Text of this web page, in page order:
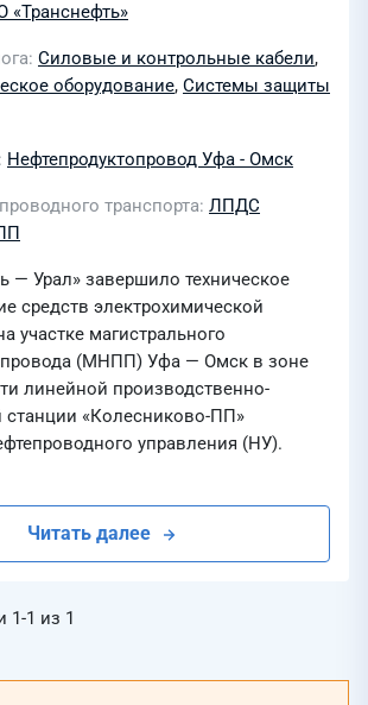
«Транснефть»
Силовые и контрольные кабели,
оборудование, Системы защиты
Нефтепродуктопровод Уфа - Омск
транспорта ЛПДС
— Урал» завершило техническое
средств электрохимической
участке магистрального
(МНПП) Уфа — Омск в зоне
линейной производственно-
станции «Колесниково-ПП»
управления (НУ).
Читать далее
1-1 из 1